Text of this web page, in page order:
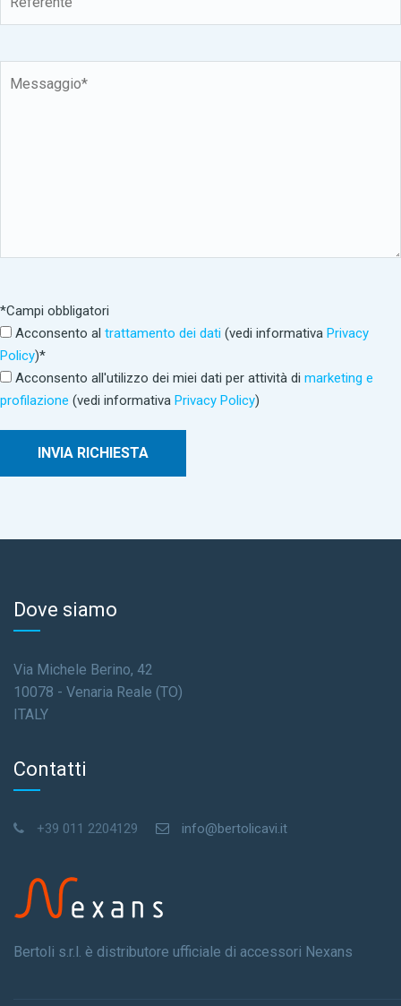
*Campi obbligatori
Acconsento al trattamento dei dati (vedi informativa Privacy
Policy)*
Acconsento all'utilizzo dei miei dati per attività di marketing e
profilazione (vedi informativa Privacy Policy)
Dove siamo
Via Michele Berino, 42
10078 - Venaria Reale (TO)
ITALY
Contatti
+39 011 2204129 info@bertolicavi.it
Bertoli s.r.l. è distributore ufficiale di accessori Nexans